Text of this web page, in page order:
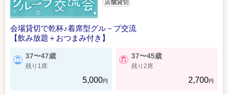
店舗貸切
会場貸切で乾杯♪着席型グル－プ交流
【飲み放題＋おつまみ付き】
37〜47歳
残り1席
5,000円
37〜45歳
残り2席
2,700円